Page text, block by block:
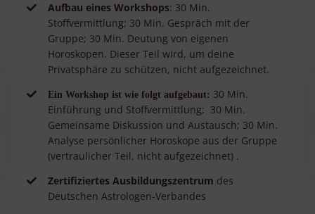
Aufbau eines Workshops: 30 Min.
Stoffvermittlung; 30 Min. Gespräch mit der
Gruppe; 30 Min. Deutung von eigenen
Horoskopen. Dieser Teil wird, um deine
Privatsphäre zu schützen, nicht aufgezeichnet.
Ein Workshop ist wie folgt aufgebaut: 30 Min.
Einführung und Stoffvermittlung; 30 Min.
Gemeinsame Diskussion und Austausch; 30 Min.
Analyse persönlicher Horoskope aus der Gruppe
(vertraulicher Teil, nicht aufgezeichnet) .
Zertifiziertes Ausbildungszentrum des
Deutschen Astrologen-Verbandes